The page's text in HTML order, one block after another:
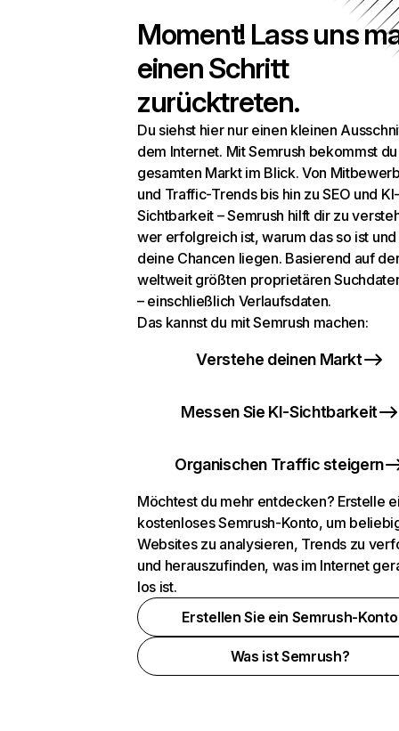
Moment! Lass uns
einen Schritt
zurücktreten.
Du siehst hier nur einen kleinen
dem Internet. Mit Semrush bekommst
gesamten Markt im Blick. Von
und Traffic-Trends bis hin zu SEO und KI-
Sichtbarkeit – Semrush hilft dir zu
wer erfolgreich ist, warum das so ist
deine Chancen liegen. Basierend auf
weltweit größten proprietären
– einschließlich Verlaufsdaten.
Das kannst du mit Semrush machen:
Verstehe deinen Markt
Messen Sie KI-Sichtbarkeit
Organischen Traffic steigern
Möchtest du mehr entdecken? Erstelle
kostenloses Semrush-Konto, um
Websites zu analysieren, Trends zu
und herauszufinden, was im Internet
los ist.
Erstellen Sie ein Semrush-Konto
Was ist Semrush?